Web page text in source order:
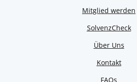
Mitglied werden
SolvenzCheck
Über Uns
Kontakt
FAQs